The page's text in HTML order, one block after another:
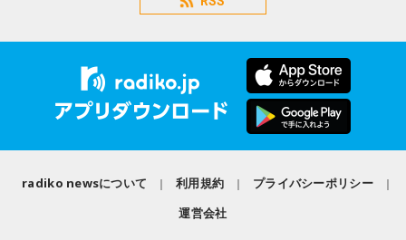
radiko newsについて 利用規約
プライバシーポリシー
運営会社